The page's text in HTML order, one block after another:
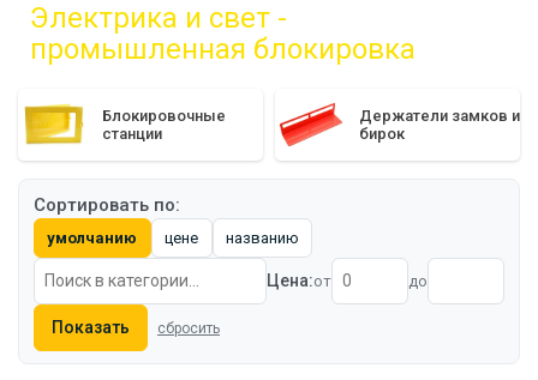
Электрика и свет -
промышленная блокировка
Блокировочные
станции
Держатели замков и
бирок
Сортировать по:
умолчанию цене названию
Цена:от до
Показать сбросить